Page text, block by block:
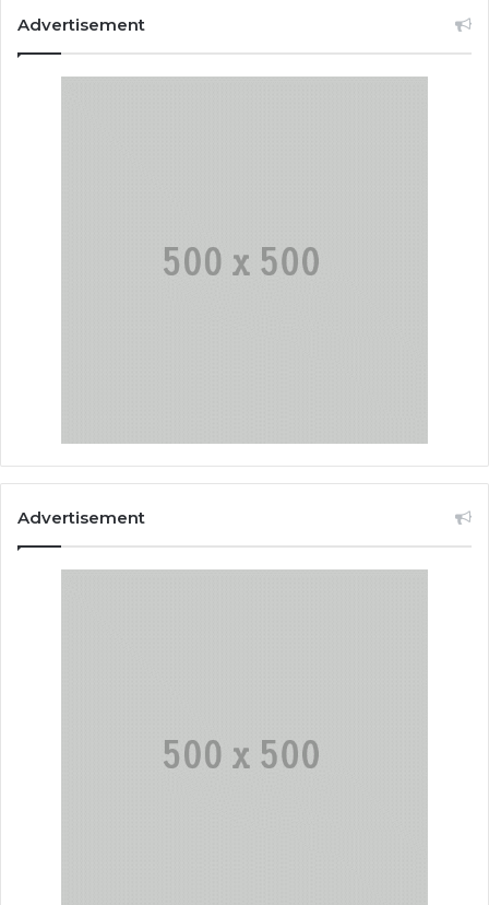
Advertisement
Advertisement